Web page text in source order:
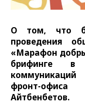
О том, что
проведения
«Марафон
брифинге в
коммуникаций
фронт-офиса
Айтбенбетов.